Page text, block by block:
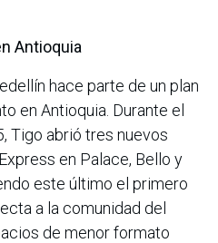
Antioquia
hace parte de un plan
en Antioquia. Durante el
Tigo abrió tres nuevos
en Palace, Bello y
este último el primero
a la comunidad del
de menor formato